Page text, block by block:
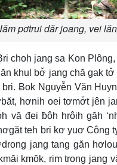
pơtrui dăr joang, vei
choh jang sa Kon
khul bơ̆ jang chă gak
bri. Ƀok Nguyễn Văn
hơnih oei tơmơ̆t jên
vă đei ƀôh hrôih găh
teh bri kơ yuơ Công
jang tang găn
kmŏk, rim trong jang